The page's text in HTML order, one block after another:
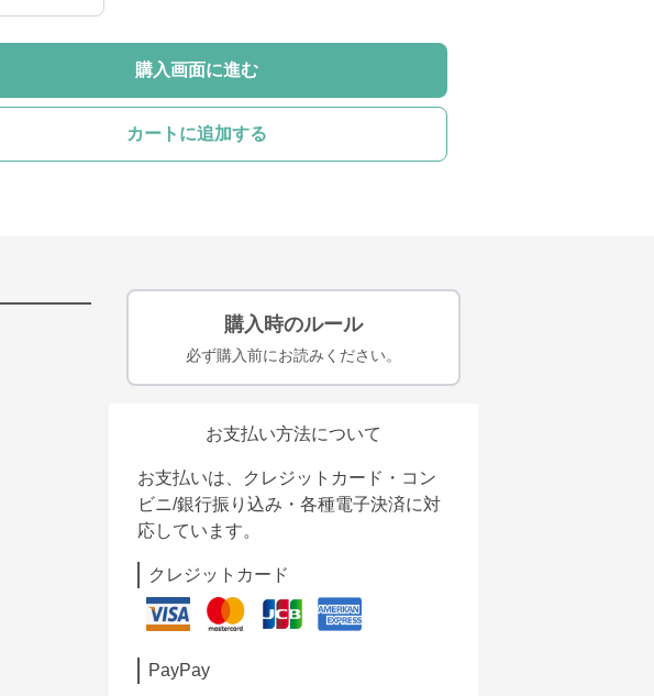
購入画面に進む
カートに追加する
購入時のルール
必ず購入前にお読みください。
お支払い方法について
お支払いは、クレジットカード・コン
ビニ/銀行振り込み・各種電子決済に対
応しています。
クレジットカード
PayPay